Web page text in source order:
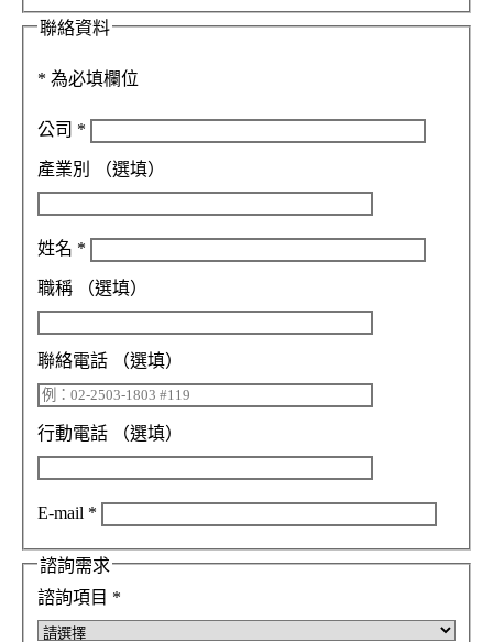
聯絡資料
* 為必填欄位
公司 *
產業別 （選填）
姓名 *
職稱 （選填）
聯絡電話 （選填）
行動電話 （選填）
E-mail *
諮詢需求
諮詢項目 *